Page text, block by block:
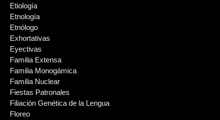
Etiología
Etnología
Etnólogo
Exhortativas
Eyectivas
Familia Extensa
Familia Monogámica
Familia Nuclear
Fiestas Patronales
Filiación Genética de la Lengua
Floreo